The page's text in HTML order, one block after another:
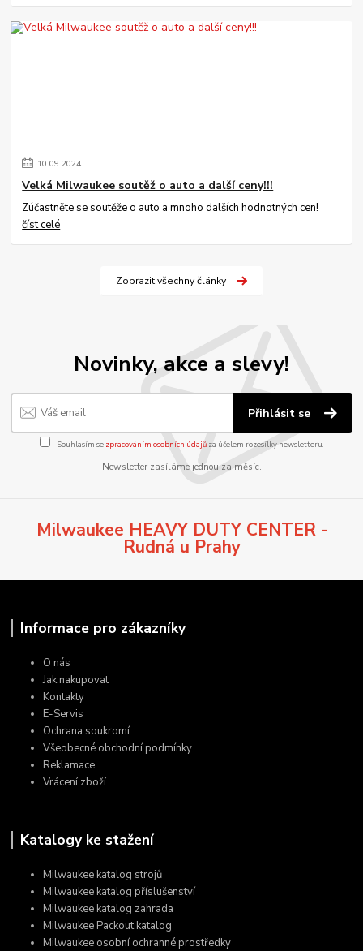
10.09.2024
Velká Milwaukee soutěž o auto a další ceny!!!
Zúčastněte se soutěže o auto a mnoho dalších hodnotných cen!
číst celé
Zobrazit všechny články
Novinky, akce a slevy!
Přihlásit se
Souhlasím se zpracováním osobních údajůza účelem rozesílky newsletteru.
Newsletter zasíláme jednou za měsíc.
Milwaukee HEAVY DUTY CENTER -
Rudná u Prahy
Informace pro zákazníky
O nás
Jak nakupovat
Kontakty
E-Servis
Ochrana soukromí
Všeobecné obchodní podmínky
Reklamace
Vrácení zboží
Katalogy ke stažení
Milwaukee katalog strojů
Milwaukee katalog příslušenství
Milwaukee katalog zahrada
Milwaukee Packout katalog
Milwaukee osobní ochranné prostředky